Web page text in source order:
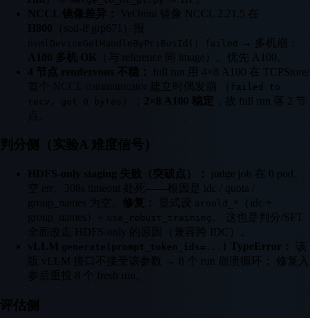
VeOmni 镜像 NCCL 2.21.5 在
（soil-lf grp671）报
nvmlDeviceGetHandleByPciBusId() failed
→ 多机崩；
A100 多机 OK
（与 reference 同 image）。优先 A100。
4 节点 rendezvous 不稳：
full run 用 4×8 A100 在 TCPStore/
首个 NCCL communicator 建立时偶发崩 （ failed to
2×8 A100 稳定 ，故 full run 落 2 节
判分侧（实验A 难度信号）
HDFS-only staging 失败（突破点）：
judge job 在 0 pod、
空 err、308s timeout 处死——根因是 idc / quota /
group_names 为空。
修复： 显式设 arnold_*
（idc +
use_robust_training
。 这也是判分/SFT
全面改走 HDFS-only 的原因（兼容跨 IDC）。
generate(prompt_token_ids=...) TypeError：
该
版 vLLM 接口不接受该参数 → 8 个 run 崩溃循环； 修复入
参后重投 8 个 fresh run。
评估侧